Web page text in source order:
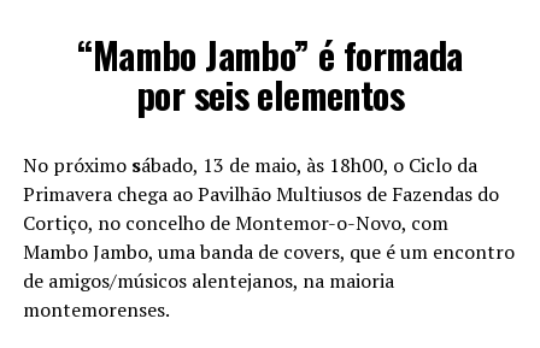
“Mambo Jambo” é formada
por seis elementos
No próximosábado, 13 de maio, às 18h00, o Ciclo da
Primavera chega ao Pavilhão Multiusos de Fazendas do
Cortiço, no concelho de Montemor-o-Novo, com
Mambo Jambo, uma banda de covers, que é um encontro
de amigos/músicos alentejanos, na maioria
montemorenses.